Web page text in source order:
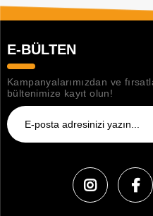
E-BÜLTEN
Kampanyalarımızdan ve
bültenimize kayıt olun!